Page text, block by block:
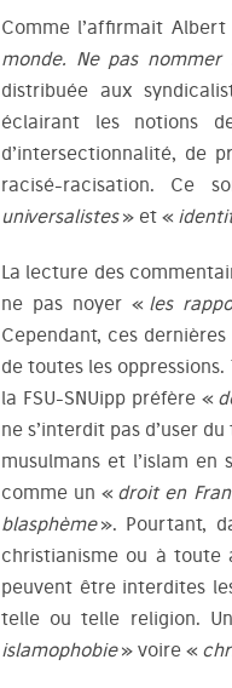
Comme l’affirmait
monde. Ne pas
distribuée aux
éclairant les notions
d’intersectionnalité, de
racisé-racisation. Ce
universalistes» et «
La lecture des
ne pas noyer « les
Cependant, ces
de toutes les oppressions.
la FSU-SNUipp préfère «
ne s’interdit pas d’user
musulmans et l’islam en
comme un « droit en
blasphème». Pourtant,
christianisme ou à toute
peuvent être interdites
telle ou telle religion.
islamophobie» voire «